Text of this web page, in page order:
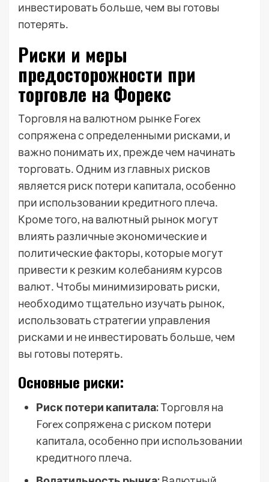
инвестировать больше, чем вы готовы
потерять․
Риски и меры
предосторожности при
торговле на Форекс
Торговля на валютном рынке Forex
сопряжена с определенными рисками, и
важно понимать их, прежде чем начинать
торговать․ Одним из главных рисков
является риск потери капитала, особенно
при использовании кредитного плеча․
Кроме того, на валютный рынок могут
влиять различные экономические и
политические факторы, которые могут
привести к резким колебаниям курсов
валют․ Чтобы минимизировать риски,
необходимо тщательно изучать рынок,
использовать стратегии управления
рисками и не инвестировать больше, чем
вы готовы потерять․
Основные риски:
Риск потери капитала:Торговля на
Forex сопряжена с риском потери
капитала, особенно при использовании
кредитного плеча․